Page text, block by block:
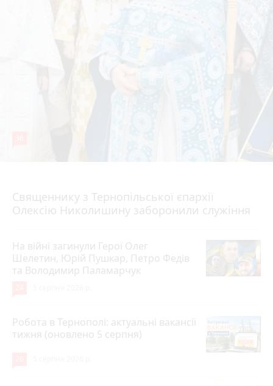
Священнику з Тернопільської єпархії
Олексію Николишину заборонили служіння
На війні загинули Герої Олег
Шелетин, Юрій Пушкар, Петро Федів
та Володимир Паламарчук
Робота в Тернополі: актуальні вакансії
тижня (оновлено 5 серпня)